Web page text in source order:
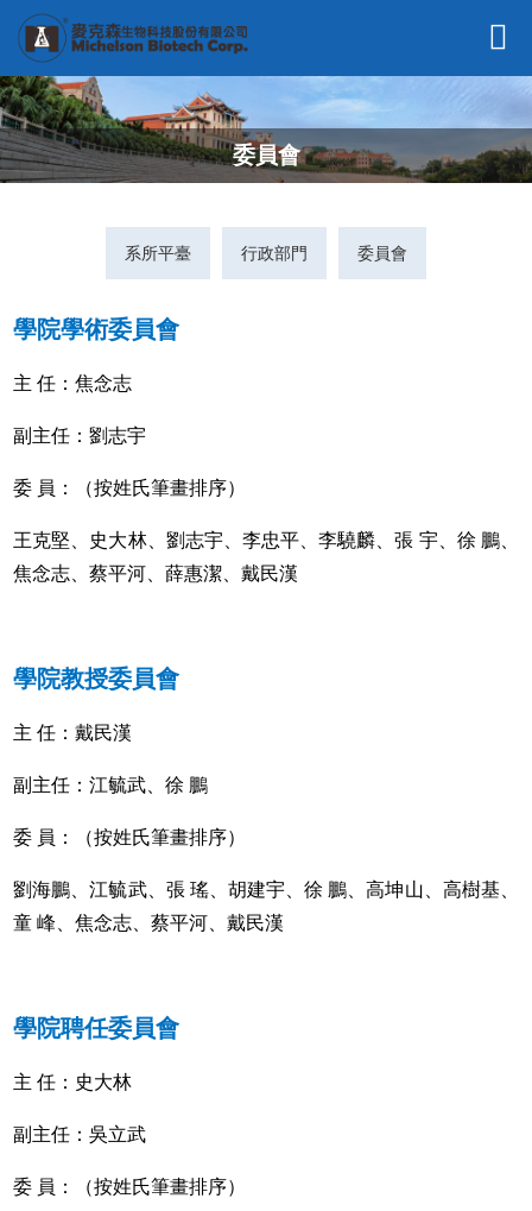
委員會
系所平臺 行政部門 委員會
學院學術委員會
主 任：焦念志
副主任：劉志宇
委 員：（按姓氏筆畫排序）
王克堅、史大林、劉志宇、李忠平、李驍麟、張 宇、徐 鵬、
焦念志、蔡平河、薛惠潔、戴民漢
學院教授委員會
主 任：戴民漢
副主任：江毓武、徐 鵬
委 員：（按姓氏筆畫排序）
劉海鵬、江毓武、張 瑤、胡建宇、徐 鵬、高坤山、高樹基、
童 峰、焦念志、蔡平河、戴民漢
學院聘任委員會
主 任：史大林
副主任：吳立武
委 員：（按姓氏筆畫排序）